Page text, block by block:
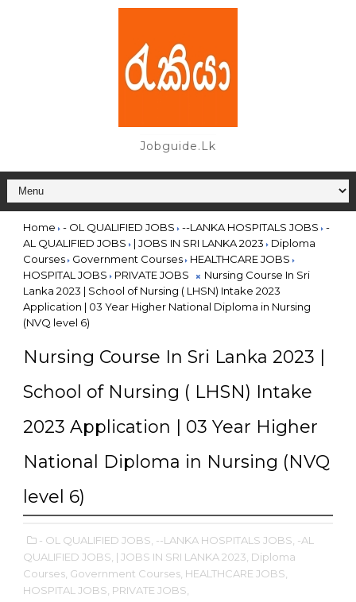
Jobguide.lk
Home - OL QUALIFIED JOBS --LANKA HOSPITALS JOBS
-
AL QUALIFIED JOBS
| JOBS IN SRI LANKA 2023
Diploma
Courses
Government Courses
HEALTHCARE JOBS
HOSPITAL JOBS
PRIVATE JOBS
Nursing Course In Sri
Lanka 2023 | School of Nursing ( LHSN) Intake 2023
Application | 03 Year Higher National Diploma in Nursing
(NVQ level 6)
Nursing Course In Sri Lanka 2023 |
School of Nursing ( LHSN) Intake
2023 Application | 03 Year Higher
National Diploma in Nursing (NVQ
level 6)
- OL QUALIFIED JOBS, --LANKA HOSPITALS JOBS, -AL
QUALIFIED JOBS, | JOBS IN SRI LANKA 2023, Diploma
Courses, Government Courses, HEALTHCARE JOBS,
HOSPITAL JOBS, PRIVATE JOBS,